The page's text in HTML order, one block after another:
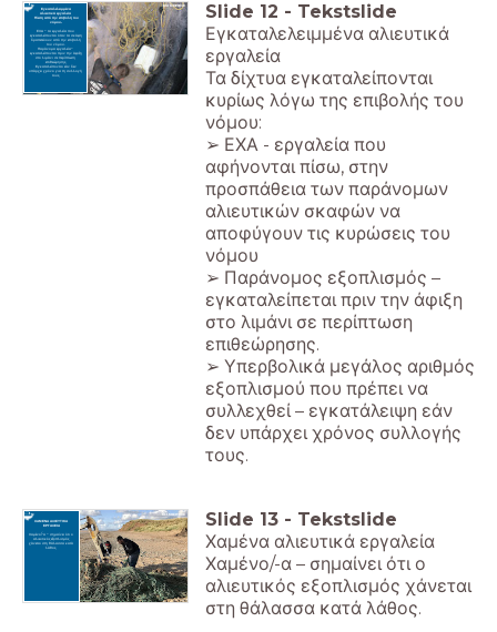
Εγκαταλελειμμένα
αλιευτικά εργαλεία
Πίεση από την επιβολή του
νόμου.
ΕΧΑ – τα εργαλεία που
εγκαταλείπονται όταν τα σκάφη
δραπετεύουν από την επιβολή
του νόμου.
Παράνομα εργαλεία–
εγκαταλείπονται πριν την άφιξη
στο λιμάνι σε περίπτωση
επιθεώρησης.
Εγκαταλείπονται εάν δεν
υπάρχει χρόνο για τη συλλογή
τους.
Slide 12 - Tekstslide
Εγκαταλελειμμένα αλιευτικά
εργαλεία
Τα δίχτυα εγκαταλείπονται
κυρίως λόγω της επιβολής του
νόμου:
➢ ΕΧΑ - εργαλεία που
αφήνονται πίσω, στην
προσπάθεια των παράνομων
αλιευτικών σκαφών να
αποφύγουν τις κυρώσεις του
νόμου
➢ Παράνομος εξοπλισμός –
εγκαταλείπεται πριν την άφιξη
στο λιμάνι σε περίπτωση
επιθεώρησης.
➢ Υπερβολικά μεγάλος αριθμός
εξοπλισμού που πρέπει να
συλλεχθεί – εγκατάλειψη εάν
δεν υπάρχει χρόνος συλλογής
τους.
ΧΑΜΕΝΑ ΑΛΙΕΥΤΙΚΑ
ΕΡΓΑΛΕΙΑ
Χαμένο/-α – σημαίνει ότι ο
αλιευτικός εξοπλισμός
χάνεται στη θάλασσα κατά
λάθος.
Slide 13 - Tekstslide
Χαμένα αλιευτικά εργαλεία
Χαμένο/-α – σημαίνει ότι ο
αλιευτικός εξοπλισμός χάνεται
στη θάλασσα κατά λάθος.